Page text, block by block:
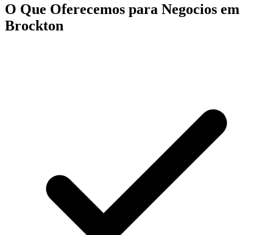
O Que Oferecemos para Negocios em
Brockton